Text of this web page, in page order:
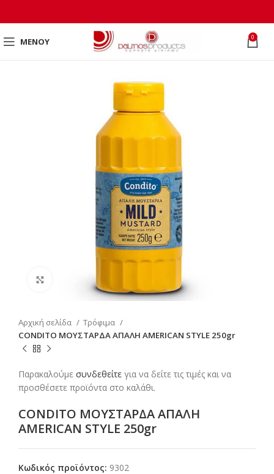
ΜΕΝΟΎ 0
Click to enlarge
Αρχική σελίδα
Τρόφιμα
CONDITO ΜΟΥΣΤΑΡΔΑ ΑΠΑΛΗ AMERICAN STYLE 250gr
Παρακαλούμε συνδεθείτε για να δείτε τις τιμές και να
προσθέσετε προϊόντα στο καλάθι.
CONDITO ΜΟΥΣΤΑΡΔΑ ΑΠΑΛΗ
AMERICAN STYLE 250gr
Κωδικός προϊόντος: 9302